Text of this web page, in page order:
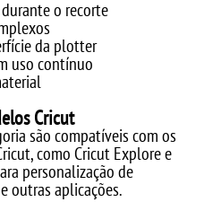
o recorte
da plotter
uso contínuo
Cricut
são compatíveis com os
como Cricut Explore e
personalização de
outras aplicações.